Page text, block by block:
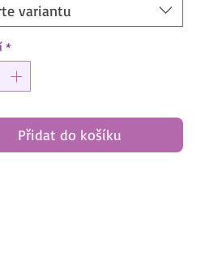
variantu
*
Přidat do košíku